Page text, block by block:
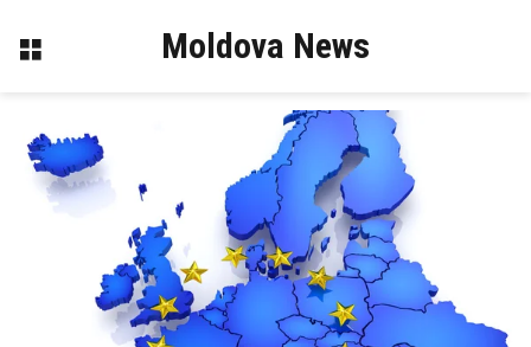
Меню Moldova News